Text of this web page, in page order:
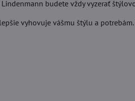
budete vždy vyzerať
vyhovuje vášmu štýlu a